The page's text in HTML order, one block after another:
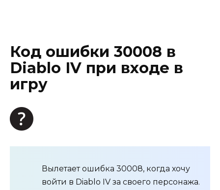
Код ошибки 30008 в
Diablo IV при входе в
игру
Вылетает ошибка 30008, когда хочу
войти в Diablo IV за своего персонажа.